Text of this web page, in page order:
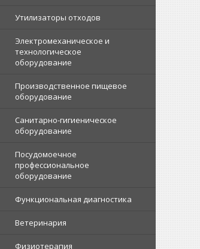
Утилизаторы отходов
Электромеханическое и
технологическое
оборудование
Производственное пищевое
оборудование
Санитарно-гигиеническое
оборудование
Посудомоечное
профессиональное
оборудование
Функциональная диагностика
Ветеринария
Физиотерапия